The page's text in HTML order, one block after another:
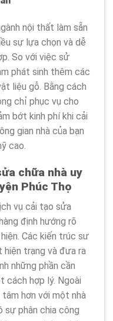
nội thất làm sẵn
sự lựa chọn và dễ
So với việc sử
phát sinh thêm các
liệu gỗ. Bằng cách
chỉ phục vụ cho
bớt kinh phí khi cải
gian nhà của bạn
cao.
chữa nhà uy
Phúc Thọ
vụ cải tạo sửa
định hướng rõ
Các kiến trúc sư
hiện trạng và đưa ra
những phần cần
cách hợp lý. Ngoài
hơn với một nhà
sự phân chia công